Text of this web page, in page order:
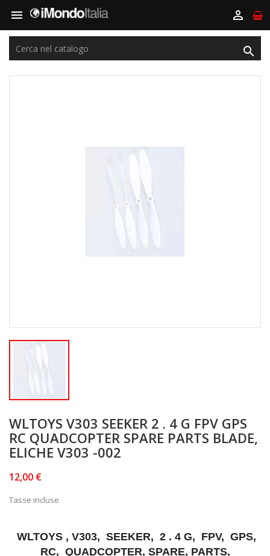
 

WLTOYS V303 SEEKER 2 . 4 G FPV GPS
RC QUADCOPTER‎ SPARE PARTS BLADE,
ELICHE V303 -002
12,00 €
Tasse incluse
WLTOYS , V303, SEEKER, 2 . 4 G, FPV, GPS,
RC, QUADCOPTER‎, SPARE, PARTS,